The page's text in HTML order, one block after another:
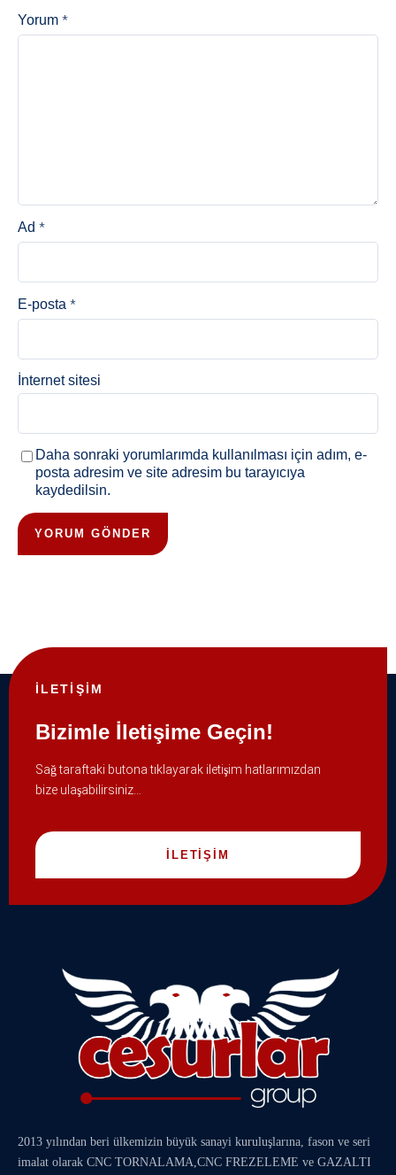
Yorum *
Ad *
E-posta *
İnternet sitesi
Daha sonraki yorumlarımda kullanılması için adım, e-
posta adresim ve site adresim bu tarayıcıya
kaydedilsin.
İLETİŞİM
Bizimle İletişime Geçin!
Sağ taraftaki butona tıklayarak iletişim hatlarımızdan
bize ulaşabilirsiniz…
İLETİŞİM
2013 yılından beri ülkemizin büyük sanayi kuruluşlarına, fason ve seri
imalat olarak CNC TORNALAMA,CNC FREZELEME ve GAZALTI